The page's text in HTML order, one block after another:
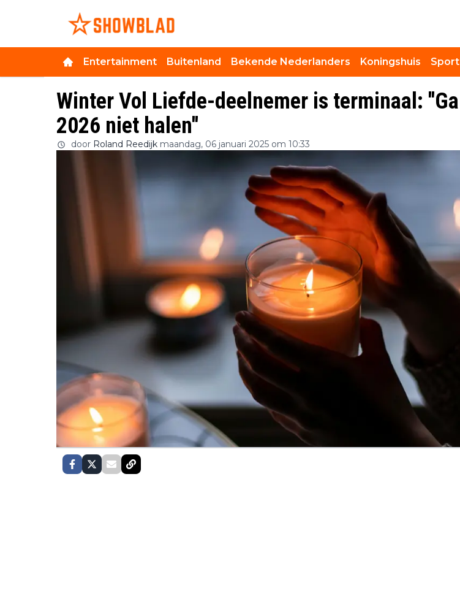
Entertainment Buitenland Bekende Nederlanders Koningshuis Sport
Winter Vol Liefde-deelnemer is terminaal: ''Ga
2026 niet halen''
door Roland Reedijk maandag, 06 januari 2025 om 10:33